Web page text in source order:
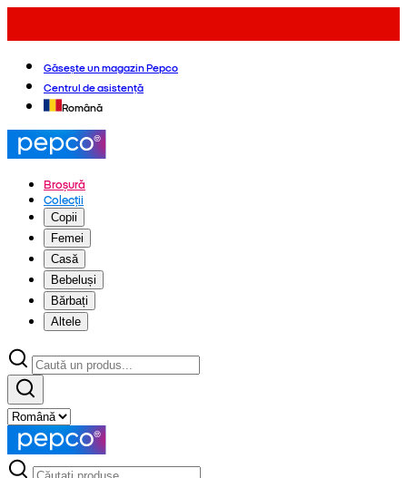
Găsește un magazin Pepco
Centrul de asistență
Română
Broșură
Colecții
Copii
Femei
Casă
Bebeluși
Bărbați
Altele